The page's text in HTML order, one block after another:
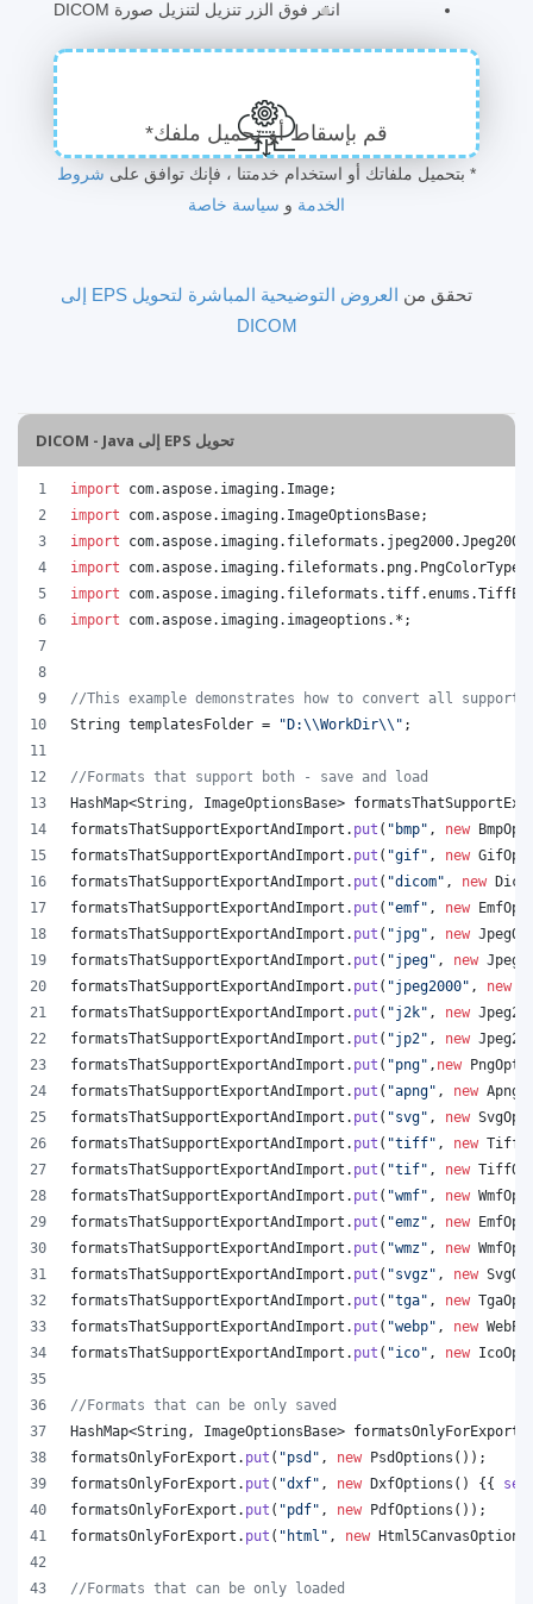
انقر فوق الزر تنزيل لتنزيل صورة DICOM
قم بإسقاط أو تحميل ملفك*
* بتحميل ملفاتك أو استخدام خدمتنا ، فإنك توافق على شروط
الخدمة و سياسة خاصة
تحقق من
العروض التوضيحية المباشرة لتحويل EPS إلى
DICOM
تحويل EPS إلى DICOM - Java
import com.aspose. imaging. Image;
import
com.aspose. imaging. ImageOptionsBase;
import
com.aspose. imaging. fileformats . jpeg2000.
import
com.aspose. imaging. fileformats . png. PngColorType
import
com.aspose. imaging. fileformats .tiff.enums .
import
com.aspose. imaging. imageoptions .*;
//This example demonstrates how to convert all
String templatesFolder = "D:\\WorkDir\\ " ;
//Formats that support both - save and load
HashMap<String , ImageOptionsBase>
formatsThatSupportExportAndImport . put ( "bmp" , new
formatsThatSupportExportAndImport . put ( "gif" , new
formatsThatSupportExportAndImport . put ( "dicom" , new
formatsThatSupportExportAndImport . put ( "emf" , new
formatsThatSupportExportAndImport . put ( "jpg" , new
formatsThatSupportExportAndImport . put ( "jpeg" , new
formatsThatSupportExportAndImport . put ( "jpeg2000" , new
formatsThatSupportExportAndImport . put ( "j2k" , new
formatsThatSupportExportAndImport . put ( "jp2" , new
formatsThatSupportExportAndImport . put ( "png" , new
formatsThatSupportExportAndImport . put ( "apng" , new
formatsThatSupportExportAndImport . put ( "svg" , new
formatsThatSupportExportAndImport . put ( "tiff" , new
formatsThatSupportExportAndImport . put ( "tif" , new
formatsThatSupportExportAndImport . put ( "wmf" , new
formatsThatSupportExportAndImport . put ( "emz" , new
formatsThatSupportExportAndImport . put ( "wmz" , new
formatsThatSupportExportAndImport . put ( "svgz" , new
formatsThatSupportExportAndImport . put ( "tga" , new
formatsThatSupportExportAndImport . put ( "webp" , new
formatsThatSupportExportAndImport . put ( "ico" , new
//Formats that can be only saved
HashMap<String , ImageOptionsBase> formatsOnlyForExport
formatsOnlyForExport . put ( "psd" , new PsdOptions ());
formatsOnlyForExport . put ( "dxf" , new DxfOptions () {{
formatsOnlyForExport . put ( "pdf" , new PdfOptions ());
formatsOnlyForExport . put ( "html" , new Html5CanvasOptions
//Formats that can be only loaded